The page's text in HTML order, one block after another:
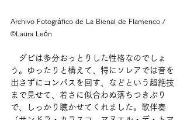
Archivo Fotográfico de La Bienal de Flamenco /
©Laura León
ダビは多分おっとりした性格なのでしょ
う。ゆったりと構えて、特にソレアでは音を
出さずにコンパスを回す、などという超絶技
まで見せて、若さに似合わぬ落ちつきぶり
で、しっかり聴かせてくれました。歌伴奏